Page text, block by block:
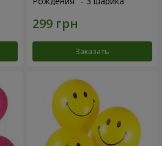
Заказать